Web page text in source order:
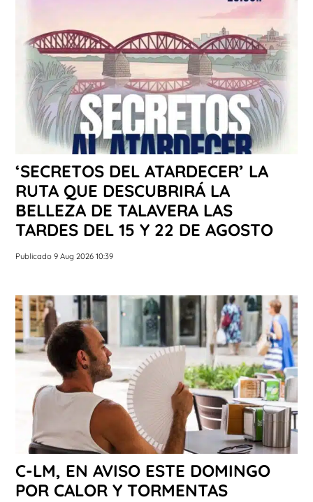
‘SECRETOS DEL ATARDECER’ LA
RUTA QUE DESCUBRIRÁ LA
BELLEZA DE TALAVERA LAS
TARDES DEL 15 Y 22 DE AGOSTO
Publicado 9 Aug 2026 10:39
C-LM, EN AVISO ESTE DOMINGO
POR CALOR Y TORMENTAS